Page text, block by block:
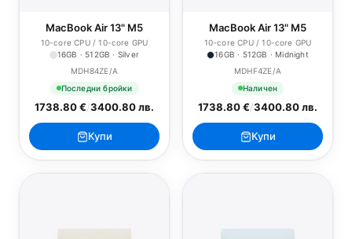
MacBook Air 13" M5
10-core CPU / 10-core GPU
16GB · 512GB · Silver
MDH84ZE/A
Последни бройки
1738.80 €/3400.80 лв.
Купи
MacBook Air 13" M5
10-core CPU / 10-core GPU
16GB · 512GB · Midnight
MDHF4ZE/A
Наличен
1738.80 €/3400.80 лв.
Купи